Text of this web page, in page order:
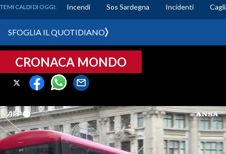
CRONACA SARDEGNA
CAGLIARI
SULCIS IGLESIENTE
MEDIO CAMPIDANO
ORISTANO E PROVINCIA
TEMI CALDI DI OGGI: Incendi Sos Sardegna Incidenti
SFOGLIA IL QUOTIDIANO
CRONACA MONDO